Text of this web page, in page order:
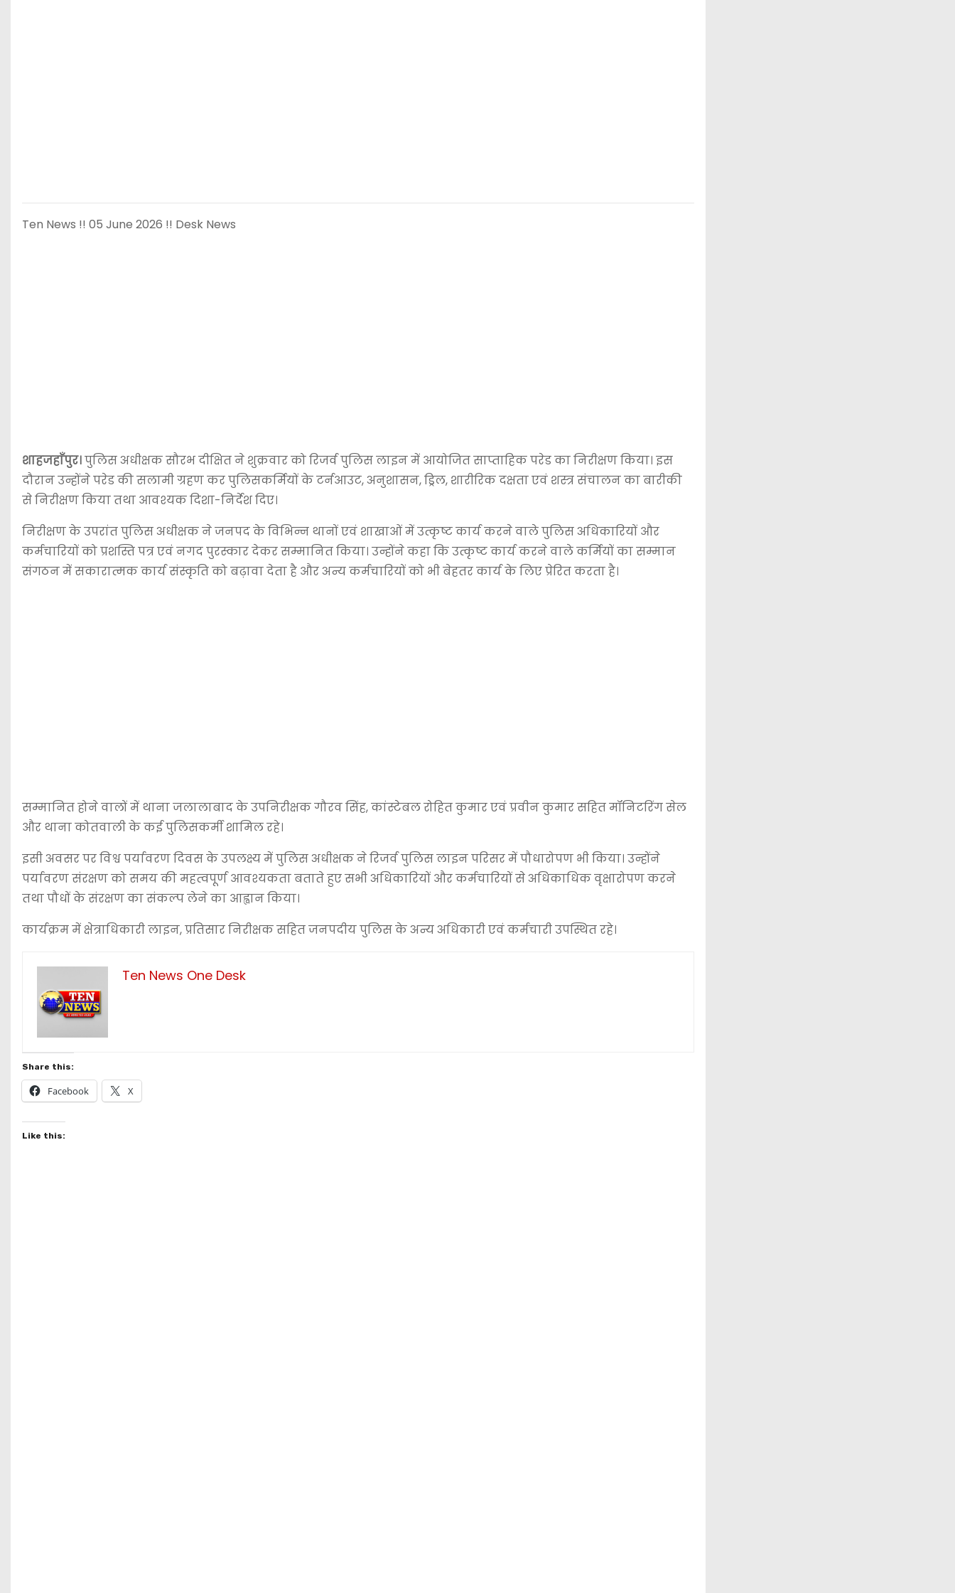
Ten News !! 05 June 2026 !! Desk News
शाहजहाँपुर।पुलिस अधीक्षक सौरभ दीक्षित ने शुक्रवार को रिजर्व पुलिस लाइन में आयोजित साप्ताहिक परेड का निरीक्षण किया। इस
दौरान उन्होंने परेड की सलामी ग्रहण कर पुलिसकर्मियों के टर्नआउट, अनुशासन, ड्रिल, शारीरिक दक्षता एवं शस्त्र संचालन का बारीकी
से निरीक्षण किया तथा आवश्यक दिशा-निर्देश दिए।
निरीक्षण के उपरांत पुलिस अधीक्षक ने जनपद के विभिन्न थानों एवं शाखाओं में उत्कृष्ट कार्य करने वाले पुलिस अधिकारियों और
कर्मचारियों को प्रशस्ति पत्र एवं नगद पुरस्कार देकर सम्मानित किया। उन्होंने कहा कि उत्कृष्ट कार्य करने वाले कर्मियों का सम्मान
संगठन में सकारात्मक कार्य संस्कृति को बढ़ावा देता है और अन्य कर्मचारियों को भी बेहतर कार्य के लिए प्रेरित करता है।
सम्मानित होने वालों में थाना जलालाबाद के उपनिरीक्षक गौरव सिंह, कांस्टेबल रोहित कुमार एवं प्रवीन कुमार सहित मॉनिटरिंग सेल
और थाना कोतवाली के कई पुलिसकर्मी शामिल रहे।
इसी अवसर पर विश्व पर्यावरण दिवस के उपलक्ष्य में पुलिस अधीक्षक ने रिजर्व पुलिस लाइन परिसर में पौधारोपण भी किया। उन्होंने
पर्यावरण संरक्षण को समय की महत्वपूर्ण आवश्यकता बताते हुए सभी अधिकारियों और कर्मचारियों से अधिकाधिक वृक्षारोपण करने
तथा पौधों के संरक्षण का संकल्प लेने का आह्वान किया।
कार्यक्रम में क्षेत्राधिकारी लाइन, प्रतिसार निरीक्षक सहित जनपदीय पुलिस के अन्य अधिकारी एवं कर्मचारी उपस्थित रहे।
Ten News One Desk
Share this:
Facebook X
Like this: